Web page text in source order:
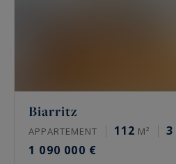
Biarritz
APPARTEMENT 112 M² 3
1 090 000 €